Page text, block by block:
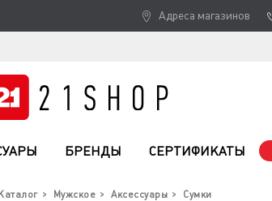
Адреса магазинов
БРЕНДЫ СЕРТИФИКАТЫ
Каталог Мужское Аксессуары Сумки